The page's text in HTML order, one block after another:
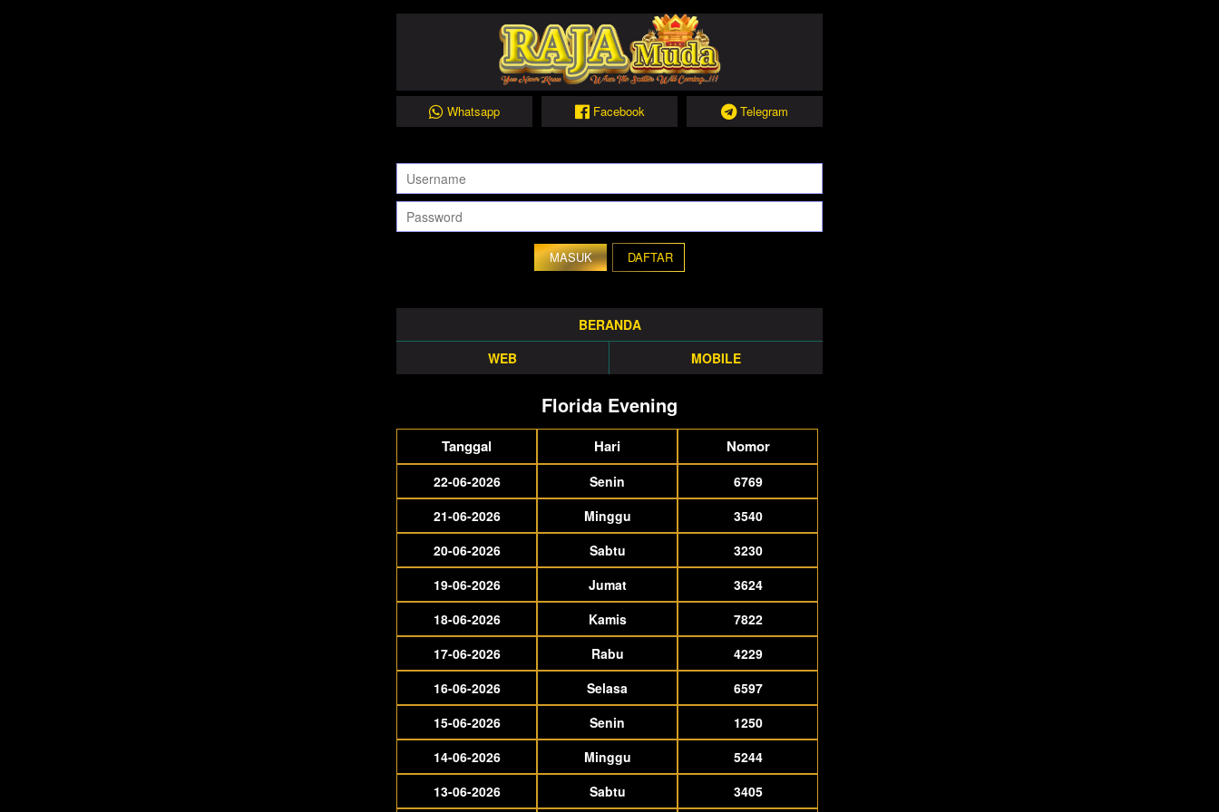
Whatsapp Facebook Telegram
DAFTAR
BERANDA
WEB
MOBILE
Florida Evening
Tanggal Hari Nomor
22-06-2026 Senin
6769
21-06-2026
Minggu
3540
20-06-2026
Sabtu
3230
19-06-2026
Jumat
3624
18-06-2026
Kamis
7822
17-06-2026
Rabu
4229
16-06-2026
Selasa
6597
15-06-2026
Senin
1250
14-06-2026
Minggu
5244
13-06-2026
Sabtu 3405